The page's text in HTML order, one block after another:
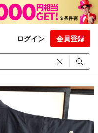
ログイン 会員登録